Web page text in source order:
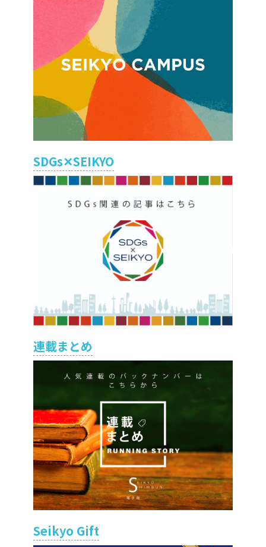
SDGs✕SEIKYO
連載まとめ
Seikyo Gift